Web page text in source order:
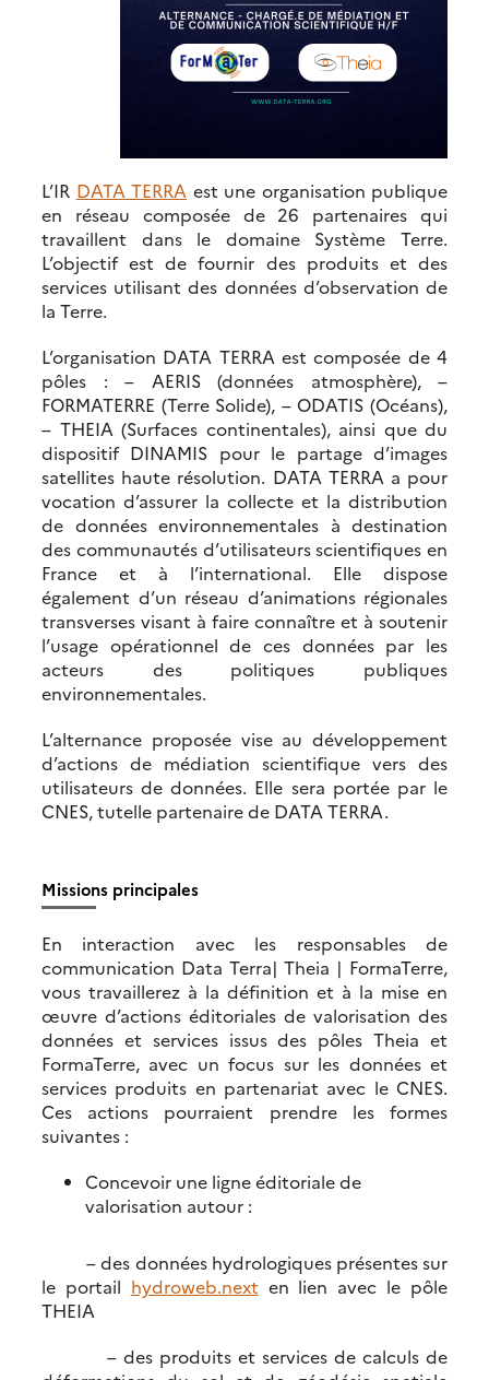
L’IR DATA TERRA est une organisation publique
en réseau composée de 26 partenaires qui
travaillent dans le domaine Système Terre.
L’objectif est de fournir des produits et des
services utilisant des données d’observation de
la Terre.
L’organisation DATA TERRA est composée de 4
pôles : – AERIS (données atmosphère), –
FORMATERRE (Terre Solide), – ODATIS (Océans),
– THEIA (Surfaces continentales), ainsi que du
dispositif DINAMIS pour le partage d’images
satellites haute résolution. DATA TERRA a pour
vocation d’assurer la collecte et la distribution
de données environnementales à destination
des communautés d’utilisateurs scientifiques en
France et à l’international. Elle dispose
également d’un réseau d’animations régionales
transverses visant à faire connaître et à soutenir
l’usage opérationnel de ces données par les
acteurs des politiques publiques
environnementales.
L’alternance proposée vise au développement
d’actions de médiation scientifique vers des
utilisateurs de données. Elle sera portée par le
CNES, tutelle partenaire de DATA TERRA.
Missions principales
En interaction avec les responsables de
communication Data Terra| Theia | FormaTerre,
vous travaillerez à la définition et à la mise en
œuvre d’actions éditoriales de valorisation des
données et services issus des pôles Theia et
FormaTerre, avec un focus sur les données et
services produits en partenariat avec le CNES.
Ces actions pourraient prendre les formes
suivantes :
Concevoir une ligne éditoriale de
valorisation autour :
– des données hydrologiques présentes sur
le portail hydroweb.next en lien avec le pôle
THEIA
– des produits et services de calculs de